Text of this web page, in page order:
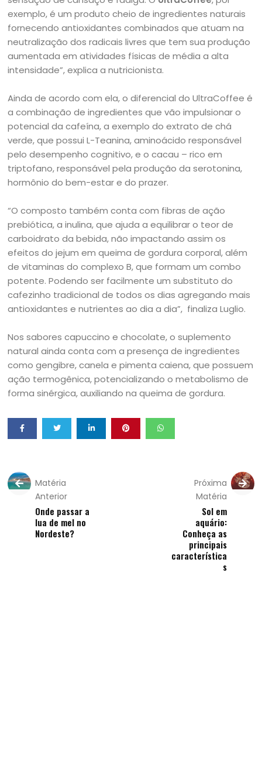
exemplo, é um produto cheio de ingredientes naturais
fornecendo antioxidantes combinados que atuam na
neutralização dos radicais livres que tem sua produção
aumentada em atividades físicas de média a alta
intensidade”, explica a nutricionista.
Ainda de acordo com ela, o diferencial do UltraCoffee é
a combinação de ingredientes que vão impulsionar o
potencial da cafeína, a exemplo do extrato de chá
verde, que possui L-Teanina, aminoácido responsável
pelo desempenho cognitivo, e o cacau – rico em
triptofano, responsável pela produção da serotonina,
hormônio do bem-estar e do prazer.
“O composto também conta com fibras de ação
prebiótica, a inulina, que ajuda a equilibrar o teor de
carboidrato da bebida, não impactando assim os
efeitos do jejum em queima de gordura corporal, além
de vitaminas do complexo B, que formam um combo
potente. Podendo ser facilmente um substituto do
cafezinho tradicional de todos os dias agregando mais
antioxidantes e nutrientes ao dia a dia”, finaliza Luglio.
Nos sabores capuccino e chocolate, o suplemento
natural ainda conta com a presença de ingredientes
como gengibre, canela e pimenta caiena, que possuem
ação termogênica, potencializando o metabolismo de
forma sinérgica, auxiliando na queima de gordura.
Matéria
Anterior
Onde passar a
lua de mel no
Nordeste?
Próxima
Matéria
Sol em
aquário:
Conheça as
principais
característica
s